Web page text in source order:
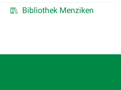
Bibliothek Menziken